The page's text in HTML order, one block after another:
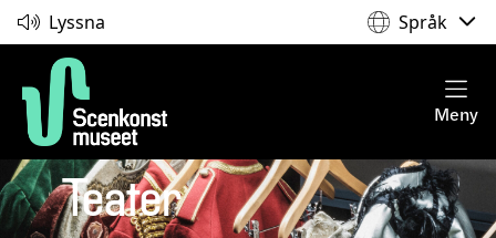
Lyssna Språk
Meny
Teater